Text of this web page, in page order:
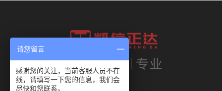
请您留言
感谢您的关注，当前客服人员不在
线，请填写一下您的信息，我们会
尽快和您联系。